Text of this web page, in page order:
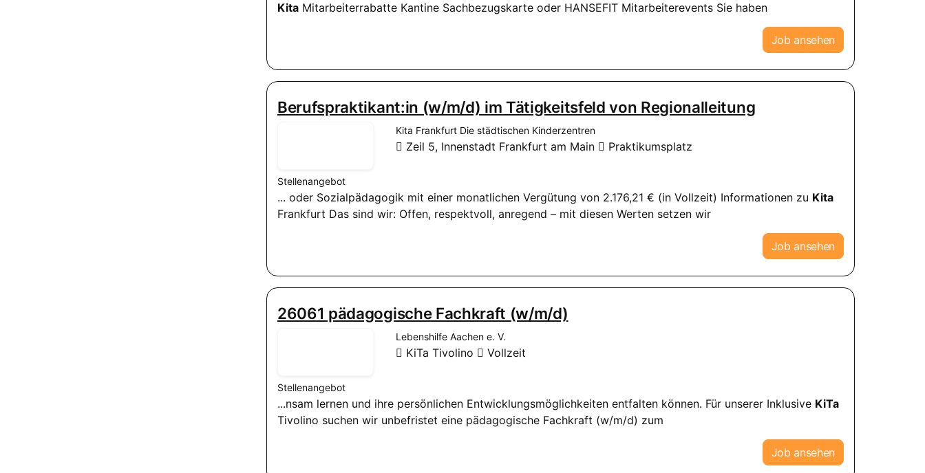
Kita Mitarbeiterrabatte Kantine Sachbezugskarte oder HANSEFIT Mitarbeiterevents Sie haben
Job ansehen
Berufspraktikant:in (w/m/d) im Tätig­keits­feld von Regio­nal­lei­tung
Kita Frankfurt Die städtischen Kinderzentren
Zeil 5, Innen­stadt Frankfurt am Main Praktikumsplatz
Stellenangebot
... oder Sozialpädagogik mit einer monatlichen Vergütung von 2.176,21 € (in Vollzeit) Informationen zu Kita
Frankfurt Das sind wir: Offen, respektvoll, anregend – mit diesen Werten setzen wir
Job ansehen
26061 pädagogische Fachkraft (w/m/d)
Lebenshilfe Aachen e. V.
KiTa Tivolino Vollzeit
Stellenangebot
...nsam lernen und ihre persönlichen Entwicklungsmöglichkeiten entfalten können. Für unserer Inklusive KiTa
Tivolino suchen wir unbefristet eine pädagogische Fachkraft (w/m/d) zum
Job ansehen